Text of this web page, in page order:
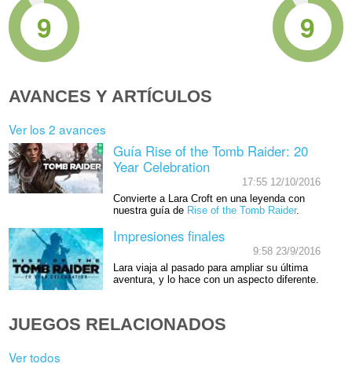
9 9
AVANCES Y ARTÍCULOS
Ver los 2 avances
Guía Rise of the Tomb Raider: 20
Year Celebration
17:55 12/10/2016
Convierte a Lara Croft en una leyenda con
nuestra guía de Rise of the Tomb Raider.
Impresiones finales
9:58 23/9/2016
Lara viaja al pasado para ampliar su última
aventura, y lo hace con un aspecto diferente.
JUEGOS RELACIONADOS
Ver todos